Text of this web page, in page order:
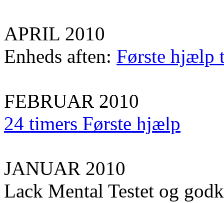
APRIL 2010
Enheds aften: Første hjælp
FEBRUAR 2010
24 timers Første hjælp
JANUAR 2010
Lack Mental Testet og